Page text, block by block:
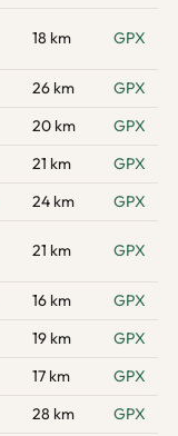
18 km GPX
26 km
GPX
20 km
GPX
21 km
GPX
24 km
GPX
21 km GPX
16 km
GPX
19 km
GPX
17 km
GPX
28 km
GPX